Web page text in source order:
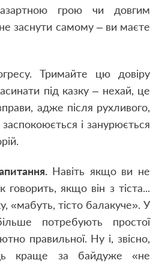
грою чи довгим
заснути самому – ви маєте
Тримайте цю довіру
під казку – нехай, це
адже після рухливого,
і занурюється
Навіть якщо ви не
якщо він з тіста...
«мабуть, тісто балакуче». У
потребують простої
правильної. Ну і, звісно,
краще за байдуже «не